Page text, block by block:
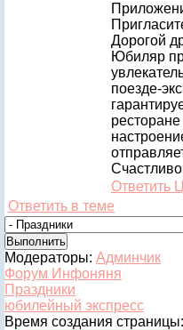
Дорогой
Юбиляр
поезде-
Ответить
Ответить в теме
Модераторы: Админчик
Форум Инфоняня
Праздники
юбилейный экспресс
Время создания